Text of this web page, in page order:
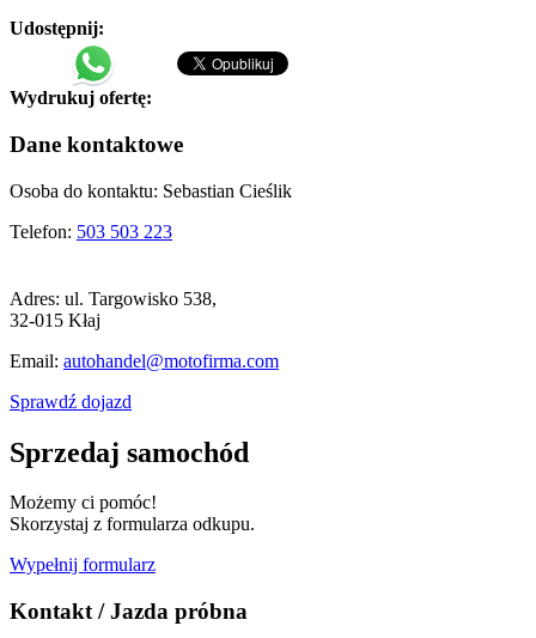
Udostępnij:
Wydrukuj ofertę:
Dane kontaktowe
Osoba do kontaktu: Sebastian Cieślik
Telefon: 503 503 223
Adres: ul. Targowisko 538,
32-015 Kłaj
Email: autohandel@motofirma.com
Sprawdź dojazd
Sprzedaj samochód
Możemy ci pomóc!
Skorzystaj z formularza odkupu.
Wypełnij formularz
Kontakt / Jazda próbna